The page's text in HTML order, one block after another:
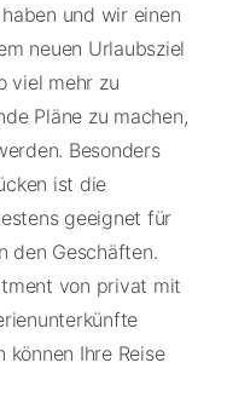
und wir einen
neuen Urlaubsziel
viel mehr zu
Pläne zu machen,
Besonders
ist die
geeignet für
den Geschäften.
von privat mit
Ihre Reise